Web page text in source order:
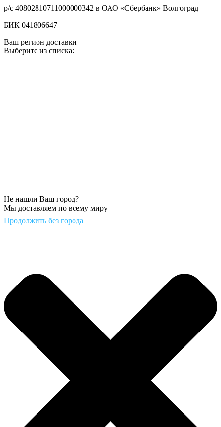
р/с 40802810711000000342 в ОАО «Сбербанк» Волгоград
БИК 041806647
Ваш регион доставки
Выберите из списка:
Не нашли Ваш город?
Мы доставляем по всему миру
Продолжить без города